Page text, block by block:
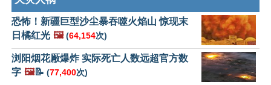
恐怖！新疆巨型沙尘暴吞噬火焰山 惊现末
日橘红光 🖼️ (64,154次)
浏阳烟花厰爆炸 实际死亡人数远超官方数
字 🖼️📝 (77,400次)